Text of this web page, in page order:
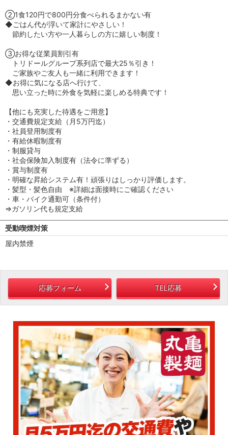
②1食120円で800円分食べられるまかない有
◆ごはん代が浮いて家計にやさしい！
節約したい方や一人暮らしの方に嬉しい制度！
③お得な従業員割引有
トリドールグループ系列店で最大25％引き！
ご家族やご友人も一緒に利用できます！
◆お得に気になる店へ行けて、
思い立った時に外食を気軽に楽しめる特典です！
【他にも充実した待遇をご用意】
・交通費規定支給（月5万円迄）
・社員登用制度有
・有給休暇制度有
・制服貸与
・社会保険加入制度有（法令に準ずる）
・賞与制度有
・明確な昇給システム有！頑張りはしっかり評価します。
・髪型・髪色自由 ※詳細は面接時にご確認ください
・車・バイク通勤可（条件付）
⇒ガソリン代も規定支給
受動喫煙対策
屋内禁煙
応募フォーム TEL応募